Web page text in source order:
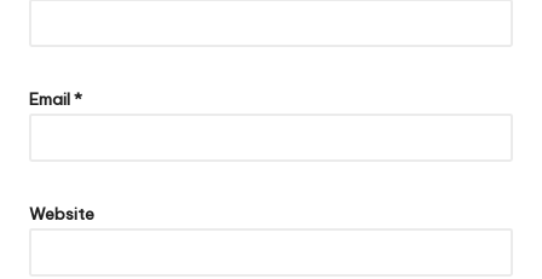
Email*
Website